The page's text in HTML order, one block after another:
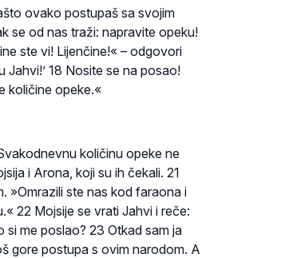
ovako postupaš sa svojim
se od nas traži: napravite opeku!
ste vi! Lijenčine!« – odgovori
18 Nosite se na posao!
količine opeke.«
količinu opeke ne
i Arona, koji su ih čekali. 21
»Omrazili ste nas kod faraona i
22 Mojsije se vrati Jahvi i reče:
me poslao? 23 Otkad sam ja
gore postupa s ovim narodom. A